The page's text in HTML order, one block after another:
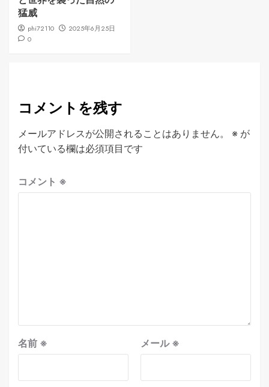
猛威
phi72110
2025年6月25日
0
コメントを残す
メールアドレスが公開されることはありません。 ※ が
付いている欄は必須項目です
コメント ※
名前 ※ メール※